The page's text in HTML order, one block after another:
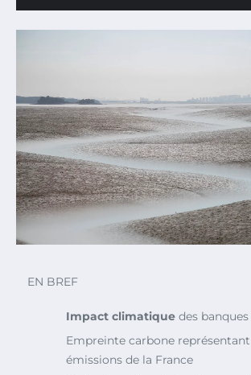
EN BREF
Impact climatique des
Empreinte carbone représentant
émissions de la France